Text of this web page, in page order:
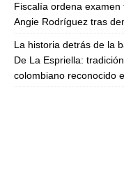
Fiscalía ordena
Angie Rodríguez tras
La historia detrás de la
De La Espriella:
colombiano reconocido